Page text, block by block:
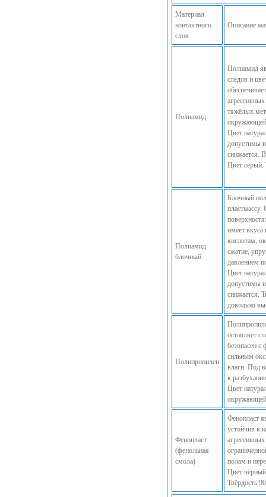
Материал
контактного
слоя
Описание
Полиамид
Полиамид
следов и
тяжёлых
Цвет
допустимы
снижается.
Цвет серый.
Полиамид
блочный
Блочный
пластмассу.
имеет вкуса
кислотам,
сжатие,
давлением
Цвет
допустимы
снижается.
довольно
Полипропилен
оставляет
безопасен с
сильным
влаги. Под
к
Цвет
окружающей
Фенопласт
(фенольная
смола)
Фенопласт
устойчив к
полам и
Цвет
Твёрдость